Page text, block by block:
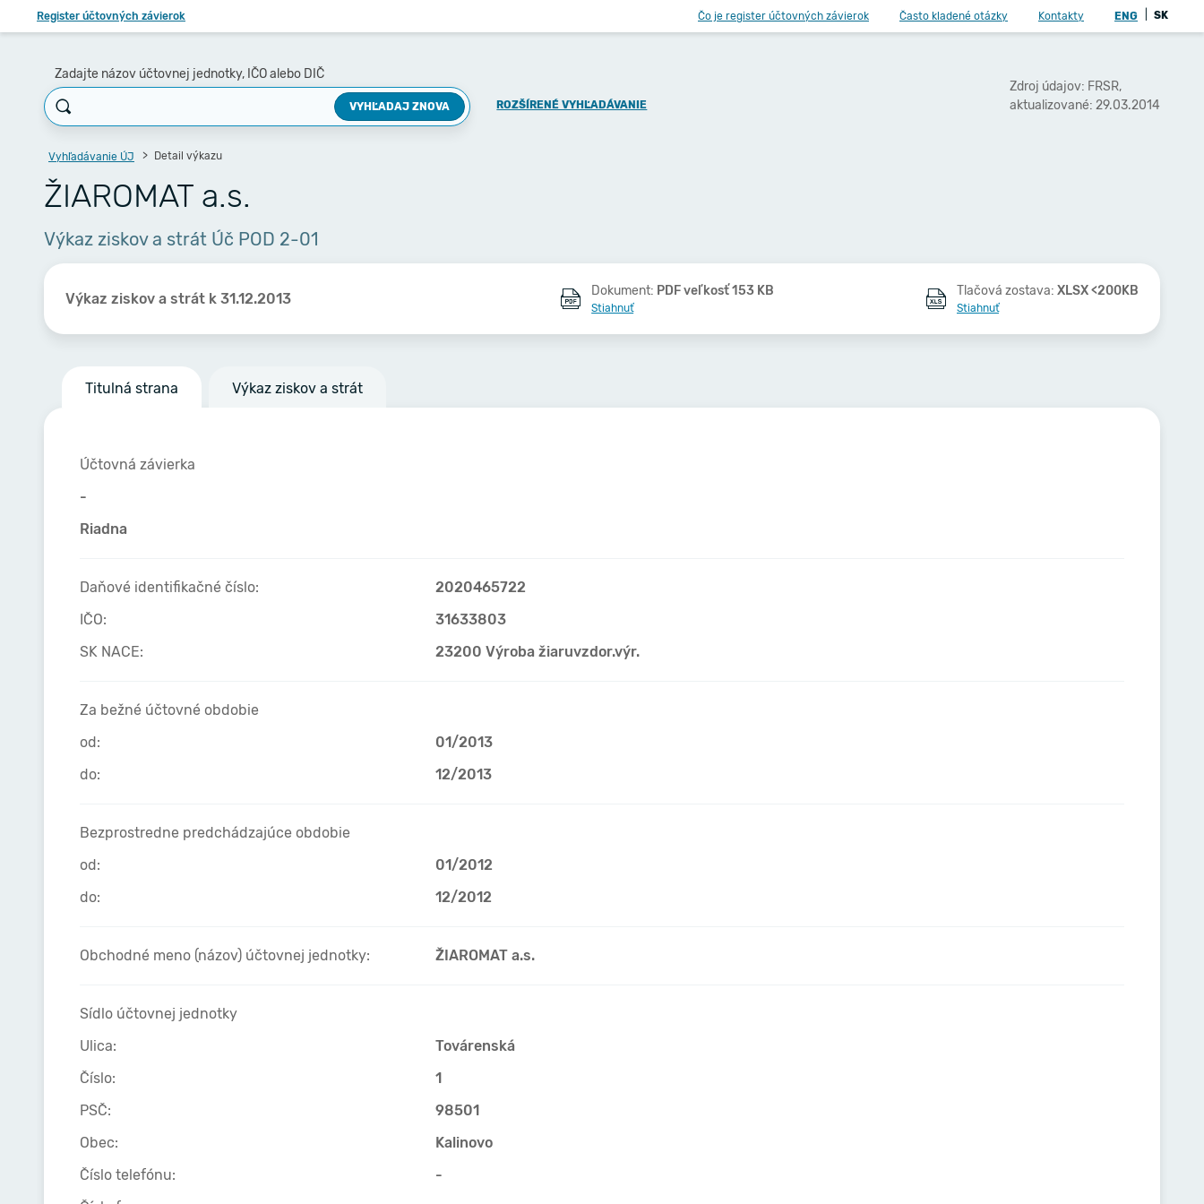
Register účtovných závierok Čo je register účtovných závierok Často kladené otázky Kontakty ENG SK
Zadajte názov účtovnej jednotky, IČO alebo DIČ
VYHĽADAJ ZNOVA ROZŠÍRENÉ VYHĽADÁVANIE
Zdroj údajov: FRSR,
aktualizované: 29.03.2014
Vyhľadávanie ÚJ Detail výkazu
ŽIAROMAT a.s.
Výkaz ziskov a strát Úč POD 2-01
Výkaz ziskov a strát k 31.12.2013 Dokument: PDF veľkosť 153 KB
Stiahnuť
Tlačová zostava: XLSX <200KB
Stiahnuť
Titulná strana Výkaz ziskov a strát
Účtovná závierka
-
Riadna
Daňové identifikačné číslo:
2020465722
IČO:
31633803
SK NACE:
23200 Výroba žiaruvzdor.výr.
Za bežné účtovné obdobie
od:
01/2013
do:
12/2013
Bezprostredne predchádzajúce obdobie
od:
01/2012
do:
12/2012
Obchodné meno (názov) účtovnej jednotky: ŽIAROMAT a.s.
Sídlo účtovnej jednotky
Ulica:
Továrenská
Číslo:
1
PSČ:
98501
Obec:
Kalinovo
Číslo telefónu:
-